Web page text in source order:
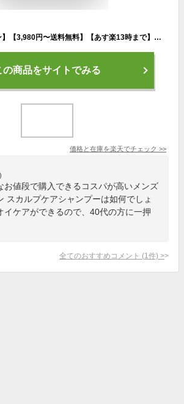
【最大300円クーポン】【3,980円〜送料無料】【あす楽13時まで】アリミノ メン スカルプケア シャンプー 680ml 《アリミノ メン 男性用 頭皮ケア サロン専売品 頭皮 クレンジング シャンプー メンズ 美容室 シャンプー ヘアケア men's salon shampoo》
の商品をサイトでみる
価格と在庫を楽天でチェック >>
お値段で購入できるコスパが高いメンズ
スカルプケアシャンプーは如何でしょ
イケアができるので、40代の方に一押
全てのおすすめコメント (1 件) >